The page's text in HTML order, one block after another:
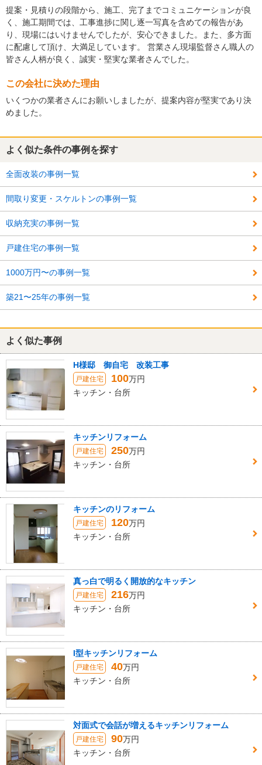
提案・見積りの段階から、施工、完了までコミュニケーションが良
く、施工期間では、工事進捗に関し逐一写真を含めての報告があ
り、現場にはいけませんでしたが、安心できました。また、多方面
に配慮して頂け、大満足しています。 営業さん現場監督さん職人の
皆さん人柄が良く、誠実・堅実な業者さんでした。
この会社に決めた理由
いくつかの業者さんにお願いしましたが、提案内容が堅実であり決
めました。
よく似た条件の事例を探す
全面改装の事例一覧
間取り変更・スケルトンの事例一覧
収納充実の事例一覧
戸建住宅の事例一覧
1000万円〜の事例一覧
築21〜25年の事例一覧
よく似た事例
H様邸 御自宅 改装工事
戸建住宅 100万円
キッチン・台所
キッチンリフォーム
戸建住宅 250万円
キッチン・台所
キッチンのリフォーム
戸建住宅 120万円
キッチン・台所
真っ白で明るく開放的なキッチン
戸建住宅 216万円
キッチン・台所
I型キッチンリフォーム
戸建住宅 40万円
キッチン・台所
対面式で会話が増えるキッチンリフォーム
戸建住宅 90万円
キッチン・台所